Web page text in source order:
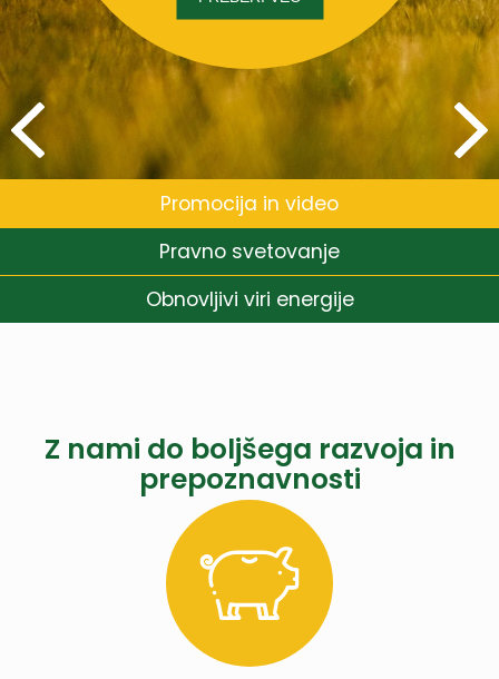
Promocija in video
Pravno svetovanje
Obnovljivi viri energije
Z nami do boljšega razvoja in
prepoznavnosti